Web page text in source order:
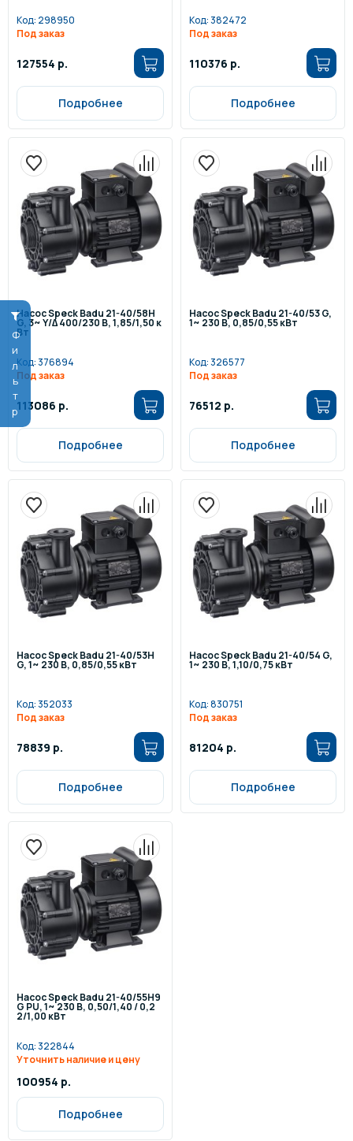
Фильтр
Код: 298950
Под заказ
127554 р.
Подробнее
Код:382472
Под заказ
110376 р.
Подробнее
Насос Speck Badu 21-40/58H
G, 3~ Y/∆ 400/230 В, 1,85/1,50 к
Вт
Код:376894
Под заказ
113086 р.
Подробнее
Насос Speck Badu 21-40/53 G,
1~ 230 В, 0,85/0,55 кВт
Код:326577
Под заказ
76512 р.
Подробнее
Насос Speck Badu 21-40/53H
G, 1~ 230 В, 0,85/0,55 кВт
Код:352033
Под заказ
78839 р.
Подробнее
Насос Speck Badu 21-40/54 G,
1~ 230 В, 1,10/0,75 кВт
Код:830751
Под заказ
81204 р.
Подробнее
Насос Speck Badu 21-40/55H9
G PU, 1~ 230 В, 0,50/1,40 / 0,2
2/1,00 кВт
Код:322844
Уточнить наличие и цену
100954 р.
Подробнее